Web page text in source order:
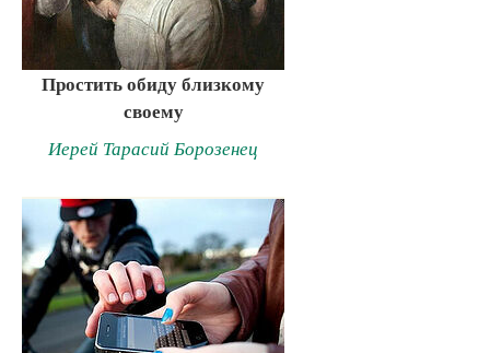
Простить обиду близкому
своему
Иерей Тарасий Борозенец